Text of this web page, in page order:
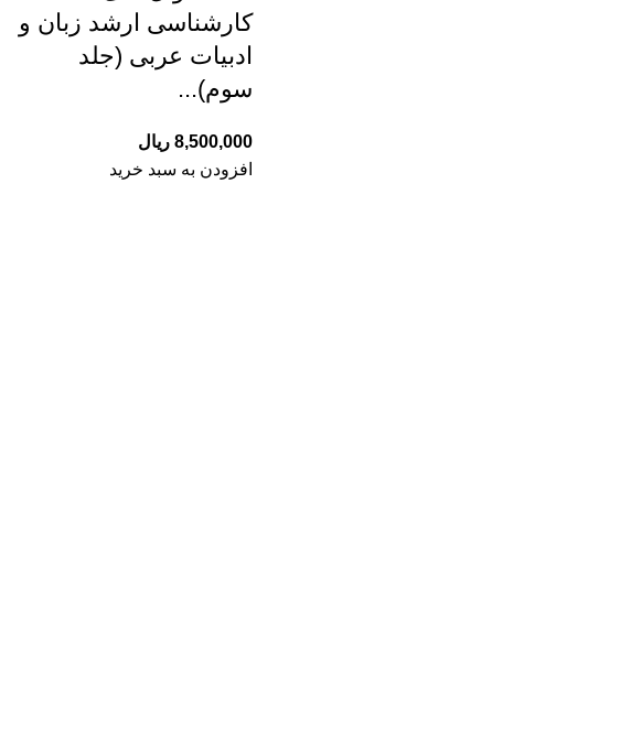
کارشناسی ارشد زبان و
ادبیات عربی (جلد
سوم)...
8,500,000 ریال
افزودن به سبد خرید